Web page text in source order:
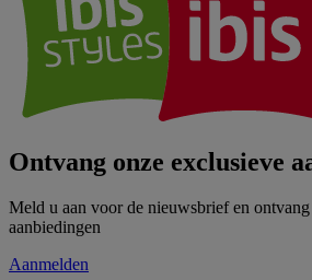
Ontvang onze exclusieve
Meld u aan voor de nieuwsbrief en ontvang
aanbiedingen
Aanmelden